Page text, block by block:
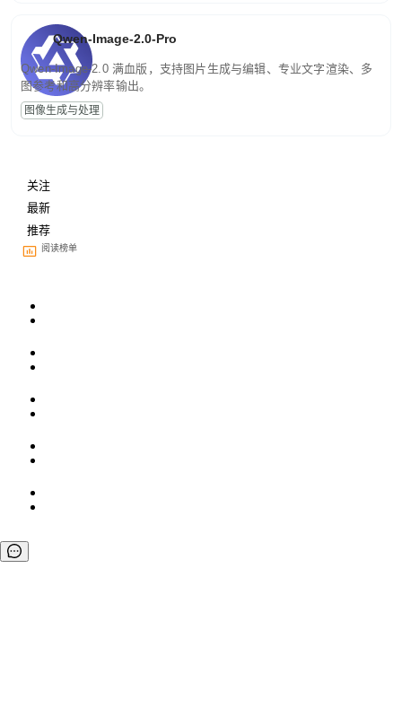
Qwen-Image-2.0-Pro
Qwen-Image-2.0 满血版，支持图片生成与编辑、专业文字渲染、多
图参考和高分辨率输出。
图像生成与处理
关注
最新
推荐
阅读榜单